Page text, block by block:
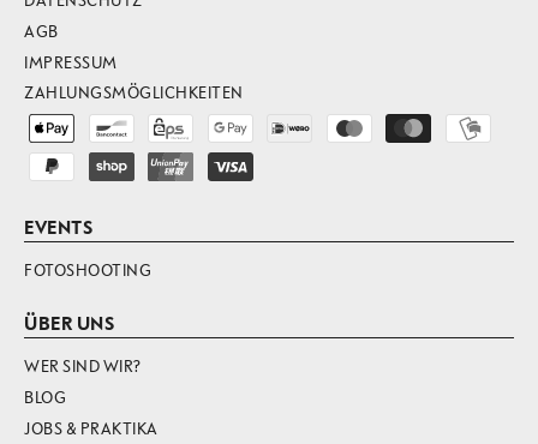
AGB
IMPRESSUM
ZAHLUNGSMÖGLICHKEITEN
EVENTS
FOTOSHOOTING
ÜBER UNS
WER SIND WIR?
BLOG
JOBS & PRAKTIKA